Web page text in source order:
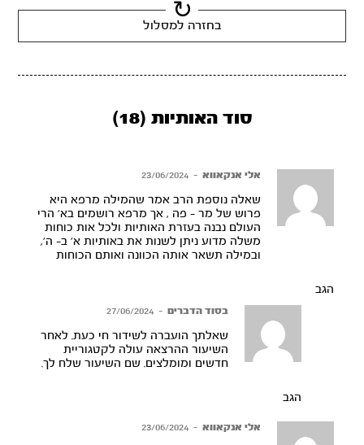
בחזרה למסלול
סוד האותיות (18)
אלי אנקאווא –
23/06/2024
שאלה נוספת הרב אמר שהמילה מרפא היא
פרוש של מר – פה , אך מרפא רושמים בא’ הרי
העולם נבנה בעזרת האותיות ולכל אות כוחות
משלה מדוע ניתן לשנות את באותיות א’ ב- ה’,
ובמילה תשאר אותה הכוונה ואותם הכוחות
הגב
בסוד הדברים –
27/06/2024
שאלתך הועברה לשידור חי כעת. לאחר
השיעור ההרצאה עולה לקטגוריית
חדשים ומומלצים. שם השיעור שלח לך.
הגב
אלי אנקאווא –
23/06/2024